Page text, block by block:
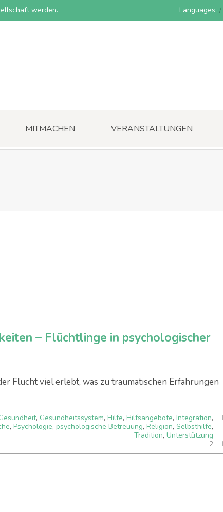
werden. Languages
MITMACHEN VERANSTALTUNGEN
– Flüchtlinge in psychologischer
Flucht viel erlebt, was zu traumatischen Erfahrungen
, Gesundheitssystem, Hilfe, Hilfsangebote, Integration,
, Psychologie, psychologische Betreuung, Religion, Selbsthilfe,
Tradition, Unterstützung
2